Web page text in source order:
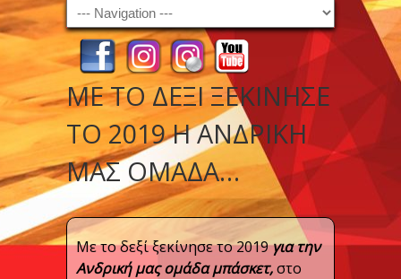
Navigation
ΜΕ ΤΟ ΔΕΞΊ ΞΕΚΊΝΗΣΕ
ΤΟ 2019 Η ΑΝΔΡΙΚΉ
ΜΑΣ ΟΜΆΔΑ…
Με το δεξί ξεκίνησε το 2019για την
Ανδρική μας ομάδα μπάσκετ,στο